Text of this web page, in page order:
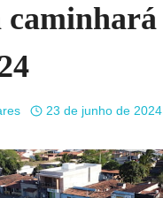
23 de junho de